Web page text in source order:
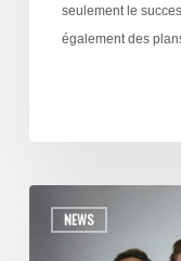
seulement le
également des
NEWS